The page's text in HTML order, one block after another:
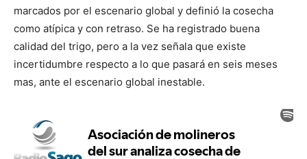
marcados por el escenario global y definió la cosecha
como atípica y con retraso. Se ha registrado buena
calidad del trigo, pero a la vez señala que existe
incertidumbre respecto a lo que pasará en seis meses
mas, ante el escenario global inestable.